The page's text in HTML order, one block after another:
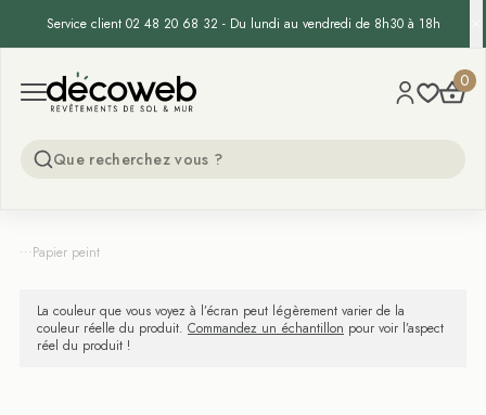
Service client 02 48 20 68 32 - Du lundi au vendredi de 8h30 à 18h
Open menu
Decoweb 0
...Papier peint
La couleur que vous voyez à l’écran peut légèrement varier de la
couleur réelle du produit. Commandez un échantillon pour voir l’aspect
réel du produit !